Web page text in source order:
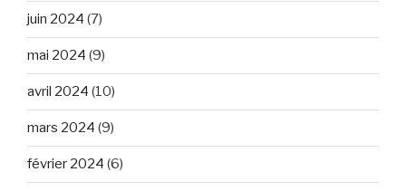
juin 2024 (7)
mai 2024 (9)
avril 2024 (10)
mars 2024 (9)
février 2024 (6)